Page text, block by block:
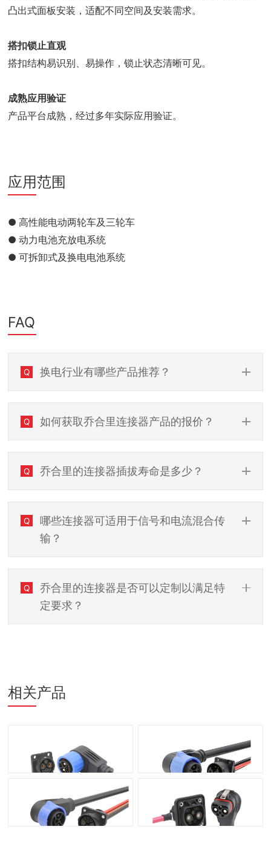
凸出式面板安装，适配不同空间及安装需求。
搭扣锁止直观
搭扣结构易识别、易操作，锁止状态清晰可见。
成熟应用验证
产品平台成熟，经过多年实际应用验证。
应用范围
● 高性能电动两轮车及三轮车
●动力电池充放电系统
●可拆卸式及换电电池系统
FAQ
Q 换电行业有哪些产品推荐？
Q 如何获取乔合里连接器产品的报价？
Q 乔合里的连接器插拔寿命是多少？
Q
哪些连接器可适用于信号和电流混合传
输？
Q
乔合里的连接器是否可以定制以满足特
定要求？
相关产品
Large 2+1+5 Pin (50A+15A+5A)